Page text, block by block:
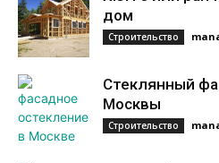
дом
Строительство
Стеклянный
Москвы
Строительство